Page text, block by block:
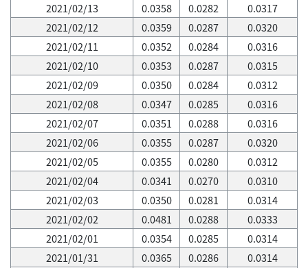
2021/02/13
0.0358 0.0282
0.0317
2021/02/12
0.0359 0.0287
0.0320
2021/02/11
0.0352 0.0284
0.0316
2021/02/10
0.0353 0.0287
0.0315
2021/02/09
0.0350 0.0284
0.0312
2021/02/08
0.0347 0.0285
0.0316
2021/02/07
0.0351 0.0288
0.0316
2021/02/06
0.0355 0.0287
0.0320
2021/02/05
0.0355 0.0280
0.0312
2021/02/04
0.0341 0.0270
0.0310
2021/02/03
0.0350 0.0281
0.0314
2021/02/02
0.0481 0.0288
0.0333
2021/02/01
0.0354 0.0285
0.0314
2021/01/31
0.0365 0.0286
0.0314